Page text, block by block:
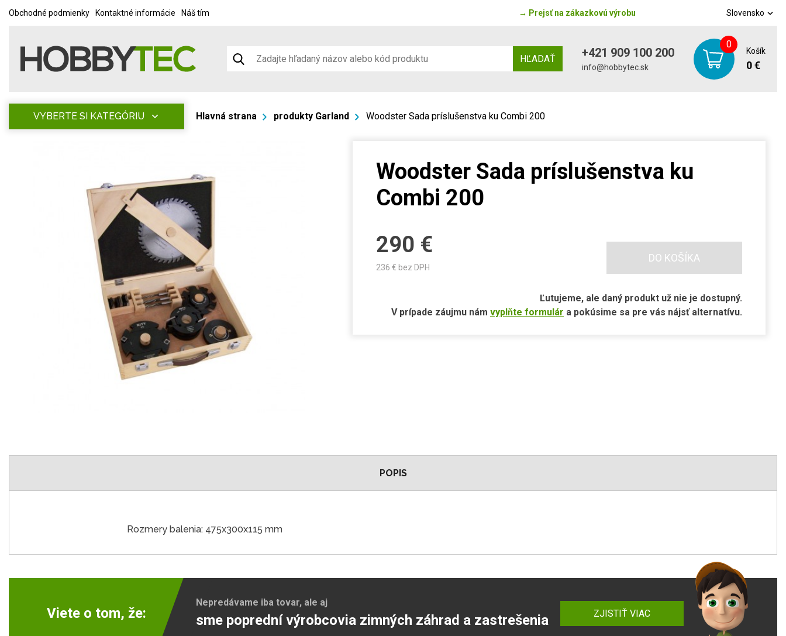
Obchodné podmienky Kontaktné informácie Náš tím → Prejsť na zákazkovú výrobu Slovensko
HĽADAŤ +421 909 100 200
info@hobbytec.sk
0
Košík
0 €
VYBERTE SI KATEGÓRIU Hlavná strana produkty Garland Woodster Sada príslušenstva ku Combi 200
Woodster Sada príslušenstva ku
Combi 200
290 €
236 € bez DPH
DO KOŠÍKA
Ľutujeme, ale daný produkt už nie je dostupný.
V prípade záujmu nám vyplňte formulár a pokúsime sa pre vás nájsť alternatívu.
POPIS
Rozmery balenia: 475x300x115 mm
Viete o tom, že:
Nepredávame iba tovar, ale aj
sme poprední výrobcovia zimných záhrad a zastrešenia ZJISTIŤ VIAC